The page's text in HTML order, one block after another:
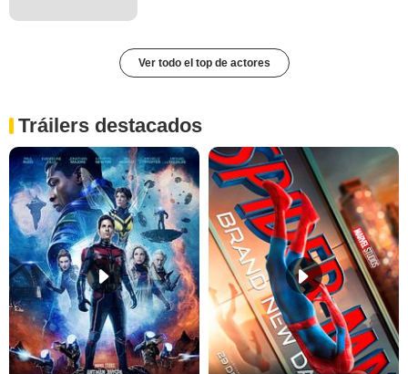
Ver todo el top de actores
Tráilers destacados